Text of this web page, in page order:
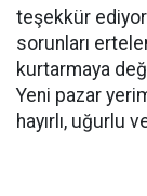
teşekkür
sorunları
kurtarmaya
Yeni pazar
hayırlı, uğurlu